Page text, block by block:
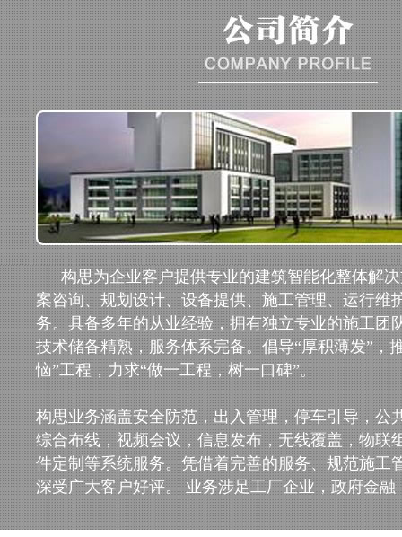
构思为企业客户提供专业的建筑智能化整体解
案咨询、规划设计、设备提供、施工管理、运行维
务。具备多年的从业经验，拥有独立专业的施工团
技术储备精熟，服务体系完备。倡导“厚积薄发”，
恼”工程，力求“做一工程，树一口碑”。
构思业务涵盖安全防范，出入管理，停车引导，公
综合布线，视频会议，信息发布，无线覆盖，物联
件定制等系统服务。凭借着完善的服务、规范施工
深受广大客户好评。 业务涉足工厂企业，政府金融